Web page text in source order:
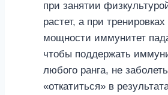
при занятии
растет, а при
мощности иммунитет
чтобы поддержать
любого ранга, не
«откатиться» в